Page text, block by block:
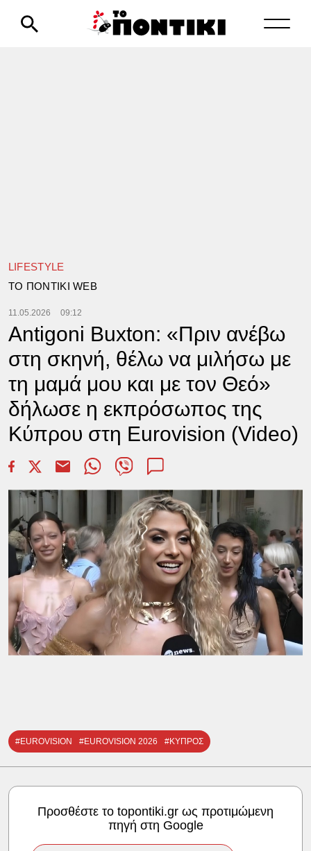
LIFESTYLE
TΟ ΠΟΝΤΙΚΙ WEB
11.05.2026 09:12
Antigoni Buxton: «Πριν ανέβω
στη σκηνή, θέλω να μιλήσω με
τη μαμά μου και με τον Θεό»
δήλωσε η εκπρόσωπος της
Κύπρου στη Eurovision (Video)
#EUROVISION #EUROVISION 2026 #ΚΥΠΡΟΣ
Προσθέστε το topontiki.gr ως προτιμώμενη
πηγή στη Google